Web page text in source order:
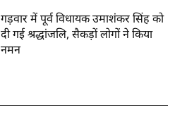
गड़वार में पूर्व विधायक उमाशंकर सिंह को
दी गई श्रद्धांजलि, सैकड़ों लोगों ने किया
नमन